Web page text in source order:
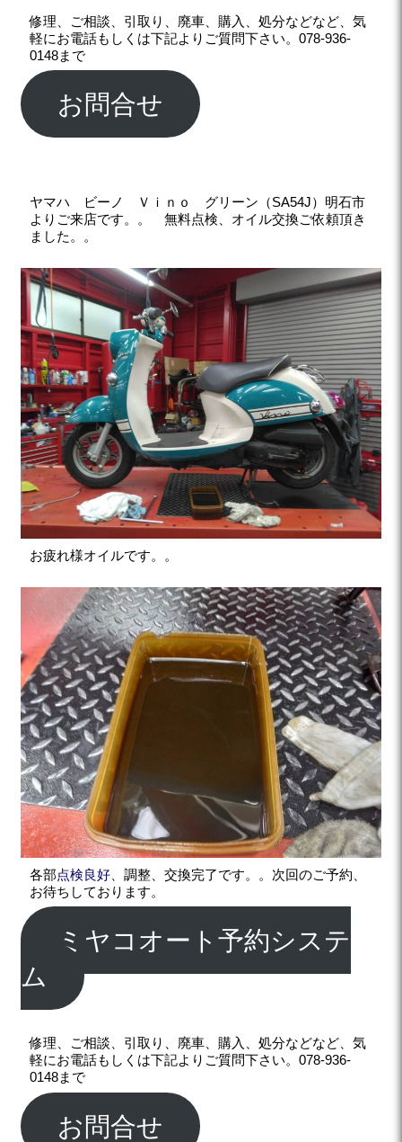
修理、ご相談、引取り、廃車、購入、処分などなど、気
軽にお電話もしくは下記よりご質問下さい。078-936-
0148まで
お問合せ
ヤマハ ビーノ Ｖｉｎｏ グリーン（SA54J）明石市
よりご来店です。。 無料点検、オイル交換ご依頼頂き
ました。。
お疲れ様オイルです。。
各部点検良好、調整、交換完了です。。次回のご予約、
お待ちしております。
ミヤコオート予約システ
ム
修理、ご相談、引取り、廃車、購入、処分などなど、気
軽にお電話もしくは下記よりご質問下さい。078-936-
0148まで
お問合せ